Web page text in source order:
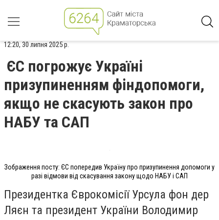
12:20, 30 липня 2025 р.
ЄС погрожує Україні
призупиненням фіндопомоги,
якщо не скасують закон про
НАБУ та САП
Зображення посту: ЄС попередив Україну про призупинення допомоги у
разі відмови від скасування закону щодо НАБУ і САП
Президентка Єврокомісії Урсула фон дер
Ляєн та президент України Володимир